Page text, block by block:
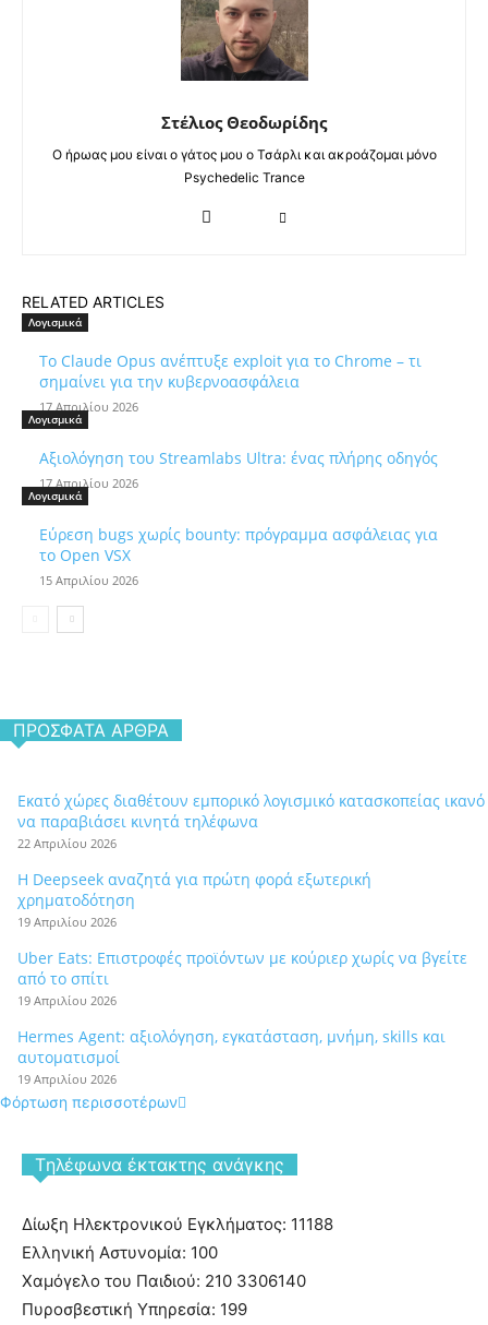
Στέλιος Θεοδωρίδης
Ο ήρωας μου είναι ο γάτος μου ο Τσάρλι και ακροάζομαι μόνο
Psychedelic Trance
RELATED ARTICLES
Λογισμικά
Το Claude Opus ανέπτυξε exploit για το Chrome – τι
σημαίνει για την κυβερνοασφάλεια
17 Απριλίου 2026
Λογισμικά
Αξιολόγηση του Streamlabs Ultra: ένας πλήρης οδηγός
17 Απριλίου 2026
Λογισμικά
Εύρεση bugs χωρίς bounty: πρόγραμμα ασφάλειας για
το Open VSX
15 Απριλίου 2026
ΠΡΌΣΦΑΤΑ ΆΡΘΡΑ
Εκατό χώρες διαθέτουν εμπορικό λογισμικό κατασκοπείας ικανό
να παραβιάσει κινητά τηλέφωνα
22 Απριλίου 2026
Η Deepseek αναζητά για πρώτη φορά εξωτερική
χρηματοδότηση
19 Απριλίου 2026
Uber Eats: Επιστροφές προϊόντων με κούριερ χωρίς να βγείτε
από το σπίτι
19 Απριλίου 2026
Hermes Agent: αξιολόγηση, εγκατάσταση, μνήμη, skills και
αυτοματισμοί
19 Απριλίου 2026
Φόρτωση περισσοτέρων
Tηλέφωνα έκτακτης ανάγκης
Δίωξη Ηλεκτρονικού Εγκλήματος: 11188
Ελληνική Αστυνομία: 100
Χαμόγελο του Παιδιού: 210 3306140
Πυροσβεστική Υπηρεσία: 199